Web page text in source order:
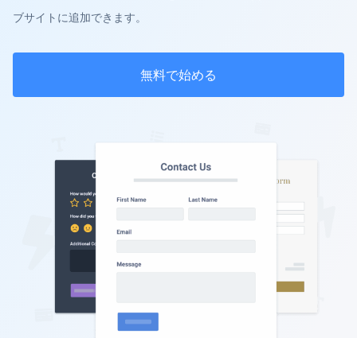
ブサイトに追加できます。
無料で始める